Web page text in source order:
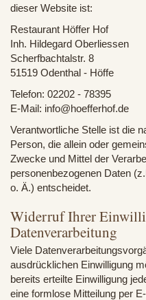
dieser Website ist:
Restaurant Höffer Hof
Inh. Hildegard Oberliessen
Scherfbachtalstr. 8
51519 Odenthal - Höffe
Telefon: 02202 - 78395
E-Mail: info@hoefferhof.de
Verantwortliche Stelle ist die
Person, die allein oder
Zwecke und Mittel der
personenbezogenen Daten
o. Ä.) entscheidet.
Widerruf Ihrer
Datenverarbeitung
Viele
ausdrücklichen Einwilligung
bereits erteilte Einwilligung
eine formlose Mitteilung per